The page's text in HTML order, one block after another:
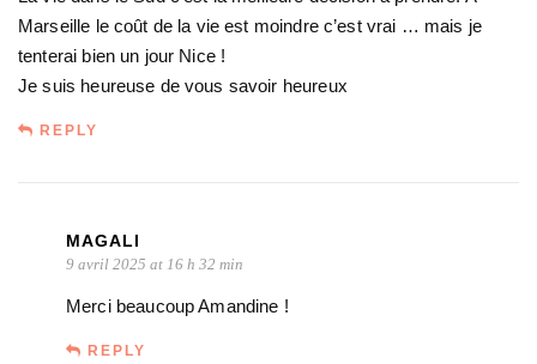
Marseille le coût de la vie est moindre c’est vrai … mais je
tenterai bien un jour Nice !
Je suis heureuse de vous savoir heureux
REPLY
MAGALI
9 avril 2025 at 16 h 32 min
Merci beaucoup Amandine !
REPLY